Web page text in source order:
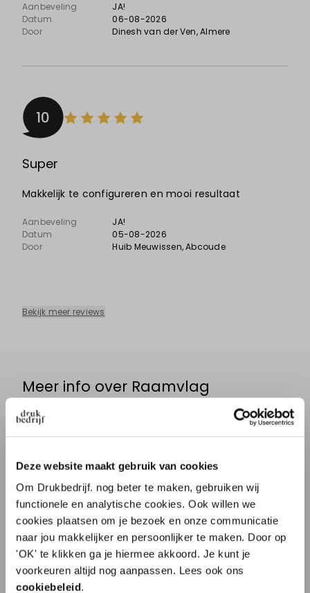
Deze website maakt gebruik van cookies
Om Drukbedrijf. nog beter te maken, gebruiken wij
functionele en analytische cookies. Ook willen we
cookies plaatsen om je bezoek en onze communicatie
naar jou makkelijker en persoonlijker te maken. Door op
'OK' te klikken ga je hiermee akkoord. Je kunt je
voorkeuren altijd nog aanpassen. Lees ook ons
cookiebeleid.
Aanbeveling
JA!
Datum
06-08-2026
Door
Dinesh van der Ven, Almere
10
Super
Makkelijk te configureren en mooi resultaat
Aanbeveling
JA!
Datum
05-08-2026
Door
Huib Meuwissen, Abcoude
Bekijk meer reviews
Meer info over Raamvlag
Stel jouw gewenste raamvlag samen
Eigenlijk heeft de perfecte raamvlag maar één
formaat en samenstelling nodig. Een groter formaat
hangt in de weg voor de voorbijgangers, of is te zwaar
voor de zuignap. Een kleinere raamvlag valt niet
genoeg op. Wil je toch een ander formaat hebben?
Vraag dan gerust een
aan.
Bedrukking van de raamvlag
Doordat je de raamvlag full color aan beide zijden kunt
10% korting op je